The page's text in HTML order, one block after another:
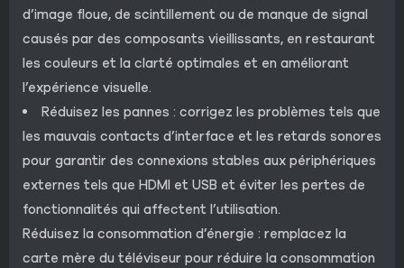
d’image floue, de scintillement ou de manque de signal
causés par des composants vieillissants, en restaurant
les couleurs et la clarté optimales et en améliorant
l’expérience visuelle.
Réduisez les pannes : corrigez les problèmes tels que
les mauvais contacts d’interface et les retards sonores
pour garantir des connexions stables aux périphériques
externes tels que HDMI et USB et éviter les pertes de
fonctionnalités qui affectent l’utilisation.
Réduisez la consommation d’énergie : remplacez la
carte mère du téléviseur pour réduire la consommation